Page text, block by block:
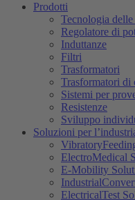
Prodotti
Tecnologia
Regolatore di
Induttanze
Filtri
Trasformatori
Trasformatori di
Sistemi per
Resistenze
Sviluppo
Soluzioni per
ElectroMedical
E-Mobility
ElectricalTest